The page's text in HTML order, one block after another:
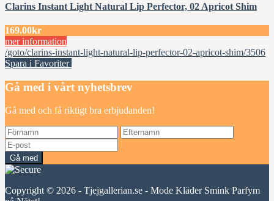
Clarins Instant Light Natural Lip Perfector, 02 Apricot Shim
169.00kr
mer information
/goto/clarins-instant-light-natural-lip-perfector-02-apricot-shim/3506
Spara i Favoriter
Gå med i vårt nyhetsbrev
Gå med och få riktigt bra erbjudanden!
Gå med
Copyright © 2026 - Tjejgallerian.se - Mode Kläder Smink Parfym